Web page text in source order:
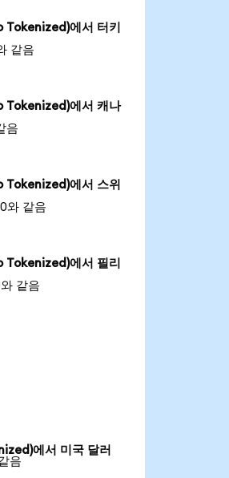
에서 터키
같음
에서 캐나
음
에서 스위
와 같음
에서 필리
같음
에서 미국 달러
음